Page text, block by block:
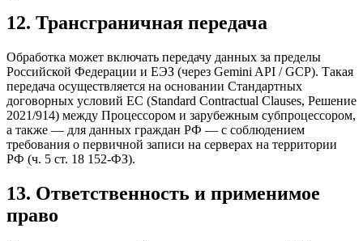
12. Трансграничная передача
Обработка может включать передачу данных за пределы
Российской Федерации и ЕЭЗ (через Gemini API / GCP). Такая
передача осуществляется на основании Стандартных
договорных условий ЕС (Standard Contractual Clauses, Решение
2021/914) между Процессором и зарубежным субпроцессором,
а также — для данных граждан РФ — с соблюдением
требования о первичной записи на серверах на территории
РФ (ч. 5 ст. 18 152-ФЗ).
13. Ответственность и применимое
право